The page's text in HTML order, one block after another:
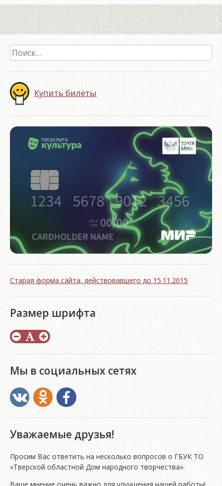
Найти:
Купить билеты
Старая форма сайта, действовавшего до 15.11.2015
Размер шрифта
Мы в социальных сетях
Уважаемые друзья!
Просим Вас ответить на несколько вопросов о ГБУК ТО
«Тверской областной Дом народного творчества».